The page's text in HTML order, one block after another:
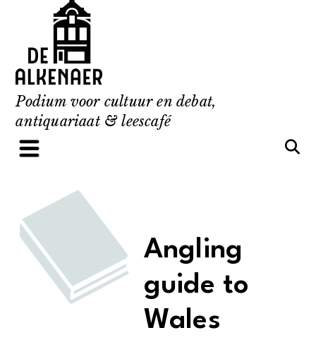
content
Podium voor cultuur en debat,
antiquariaat & leescafé
Angling
guide to
Wales